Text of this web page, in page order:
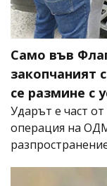
Само във
закопчаният
се размине с
Ударът е част
операция на